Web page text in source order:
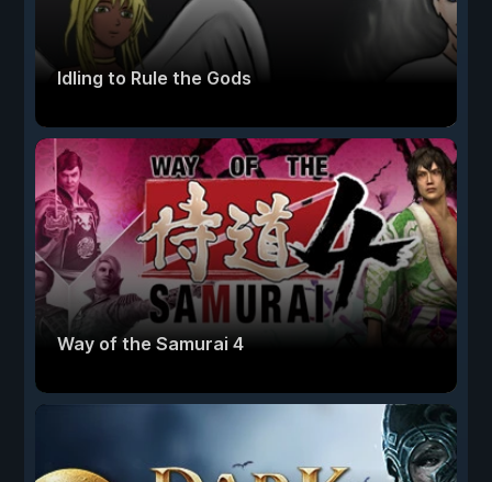
Idling to Rule the Gods
Way of the Samurai 4